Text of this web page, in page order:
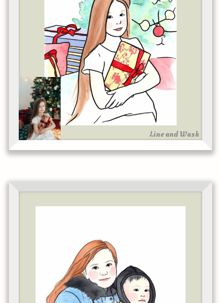
Line and Wash